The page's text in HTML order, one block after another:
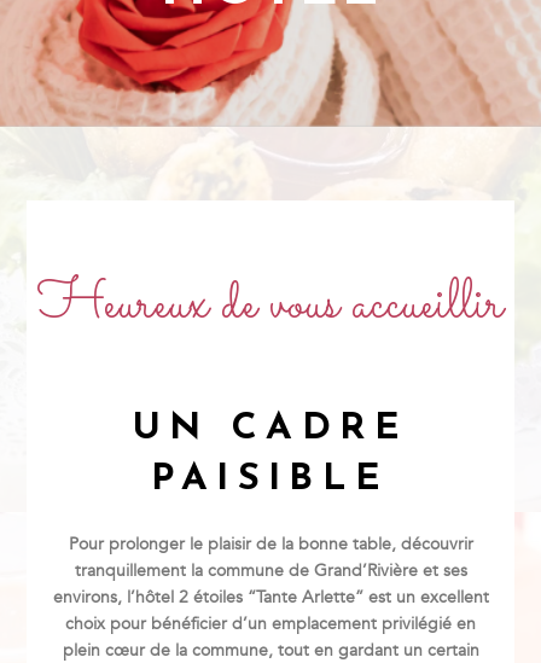
Heureux de vous accueillir
UN CADRE
PAISIBLE
Pour prolonger le plaisir de la bonne table, découvrir
tranquillement la commune de Grand’Rivière et ses
environs, l’hôtel 2 étoiles “Tante Arlette” est un excellent
choix pour bénéficier d’un emplacement privilégié en
plein cœur de la commune, tout en gardant un certain